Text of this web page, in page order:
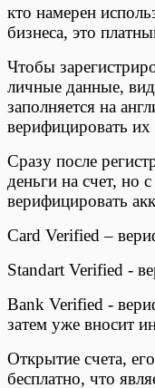
кто намерен
бизнеса, это
Чтобы
личные данные,
заполняется на
верифицировать их
Сразу после
деньги на счет, но
верифицировать
Card Verified –
Standart Verified -
Bank Verified -
затем уже вносит
Открытие счета,
бесплатно, что